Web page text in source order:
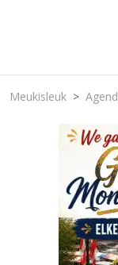
Meukisleuk